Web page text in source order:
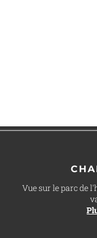
Vue sur le parc de